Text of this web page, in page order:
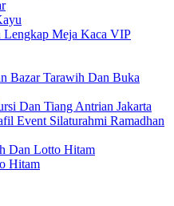
Lengkap Meja Kaca VIP
Bazar Tarawih Dan Buka
Dan Tiang Antrian Jakarta
Event Silaturahmi Ramadhan
Dan Lotto Hitam
Hitam